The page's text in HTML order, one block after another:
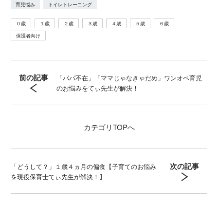
育児悩み トイレトレーニング
０歳 １歳 ２歳 ３歳 ４歳 ５歳
６歳
保護者向け
前の記事
「パパ不在」「ママじゃなきゃだめ」ワンオペ育児
のお悩みをてぃ先生が解決！
カテゴリTOPへ
「どうして？」１歳４ヵ月の偏食【子育てのお悩み
を現役保育士てぃ先生が解決！】
次の記事